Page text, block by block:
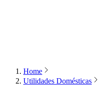
Home
Utilidades Domésticas